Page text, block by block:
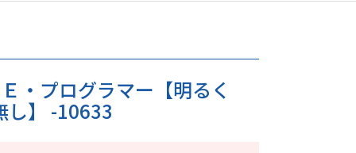
・プログラマー【明るく
し】 -10633